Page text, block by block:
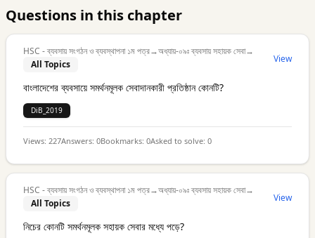
Questions in this chapter
HSC - ব্যবসায় সংগঠন ও ব্যবস্থাপনা ১ম পত্র→অধ্যায়-০৯ঃ ব্যবসায় সহায়ক সেবা→
All Topics
View
বাংলাদেশের ব্যবসায়ে সমর্থনমূলক সেবাদানকারী প্রতিষ্ঠান কোনটি?
DiB_2019
Views: 227Answers: 0Bookmarks: 0Asked to solve: 0
HSC - ব্যবসায় সংগঠন ও ব্যবস্থাপনা ১ম পত্র→অধ্যায়-০৯ঃ ব্যবসায় সহায়ক সেবা→
All Topics
View
নিচের কোনটি সমর্থনমূলক সহায়ক সেবার মধ্যে পড়ে?